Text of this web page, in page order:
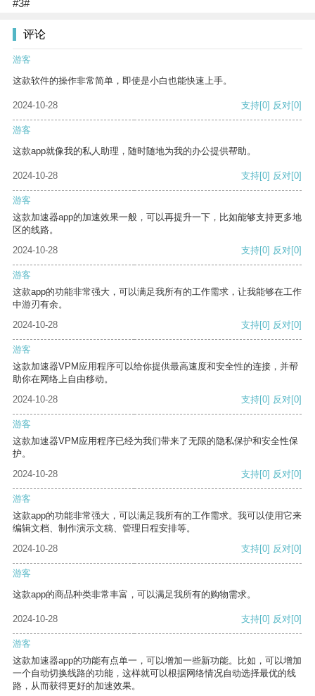
#3#
评论
游客
这款软件的操作非常简单，即使是小白也能快速上手。
2024-10-28 支持[0] 反对[0]
游客
这款app就像我的私人助理，随时随地为我的办公提供帮助。
2024-10-28 支持[0] 反对[0]
游客
这款加速器app的加速效果一般，可以再提升一下，比如能够支持更多地
区的线路。
2024-10-28
支持[0] 反对[0]
游客
这款app的功能非常强大，可以满足我所有的工作需求，让我能够在工作
中游刃有余。
2024-10-28
支持[0] 反对[0]
游客
这款加速器VPM应用程序可以给你提供最高速度和安全性的连接，并帮
助你在网络上自由移动。
2024-10-28
支持[0] 反对[0]
游客
这款加速器VPM应用程序已经为我们带来了无限的隐私保护和安全性保
护。
2024-10-28
支持[0] 反对[0]
游客
这款app的功能非常强大，可以满足我所有的工作需求。我可以使用它来
编辑文档、制作演示文稿、管理日程安排等。
2024-10-28
支持[0] 反对[0]
游客
这款app的商品种类非常丰富，可以满足我所有的购物需求。
2024-10-28 支持[0] 反对[0]
游客
这款加速器app的功能有点单一，可以增加一些新功能。比如，可以增加
一个自动切换线路的功能，这样就可以根据网络情况自动选择最优的线
路，从而获得更好的加速效果。